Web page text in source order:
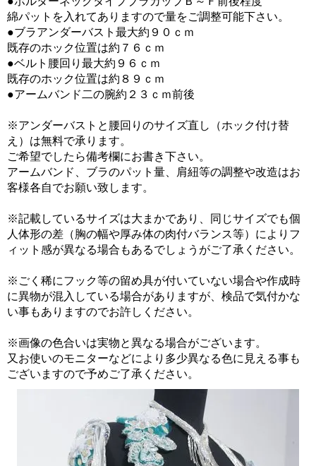
綿パットを入れてありますので量をご調整可能下さい。
●ブラアンダーバスト最大約９０ｃｍ
既存のホック位置は約７６ｃｍ
●ベルト腰回り最大約９６ｃｍ
既存のホック位置は約８９ｃｍ
●アームバンド二の腕約２３ｃｍ前後
※アンダーバストと腰回りのサイズ直し（ホック付け替
え）は無料で承ります。
ご希望でしたら備考欄にお書き下さい。
アームバンド、ブラのパット量、肩紐等の調整や改造はお
客様各自でお願い致します。
※記載しているサイズは大まかであり、同じサイズでも個
人体形の差（胸の幅や厚み体の肉付バランス等）によりフ
ィット感が異なる場合もあるでしょうがご了承ください。
※ごく稀にフック等の留め具が付いていない場合や作成時
に異物が混入している場合がありますが、検品で気付かな
い事もありますのでお許しください。
※画像の色合いは実物と異なる場合がございます。
又お使いのモニターなどにより多少異なる色に見える事も
ございますので予めご了承ください。